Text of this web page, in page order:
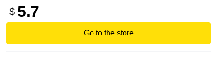
$ 5.7
Go to the store